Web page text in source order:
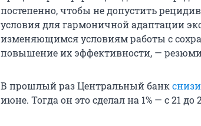
постепенно, чтобы не допустить
условия для гармоничной адаптации
изменяющимся условиям работы с
повышение их эффективности, —
В прошлый раз Центральный банк
июне. Тогда он это сделал на 1% — с 21 до